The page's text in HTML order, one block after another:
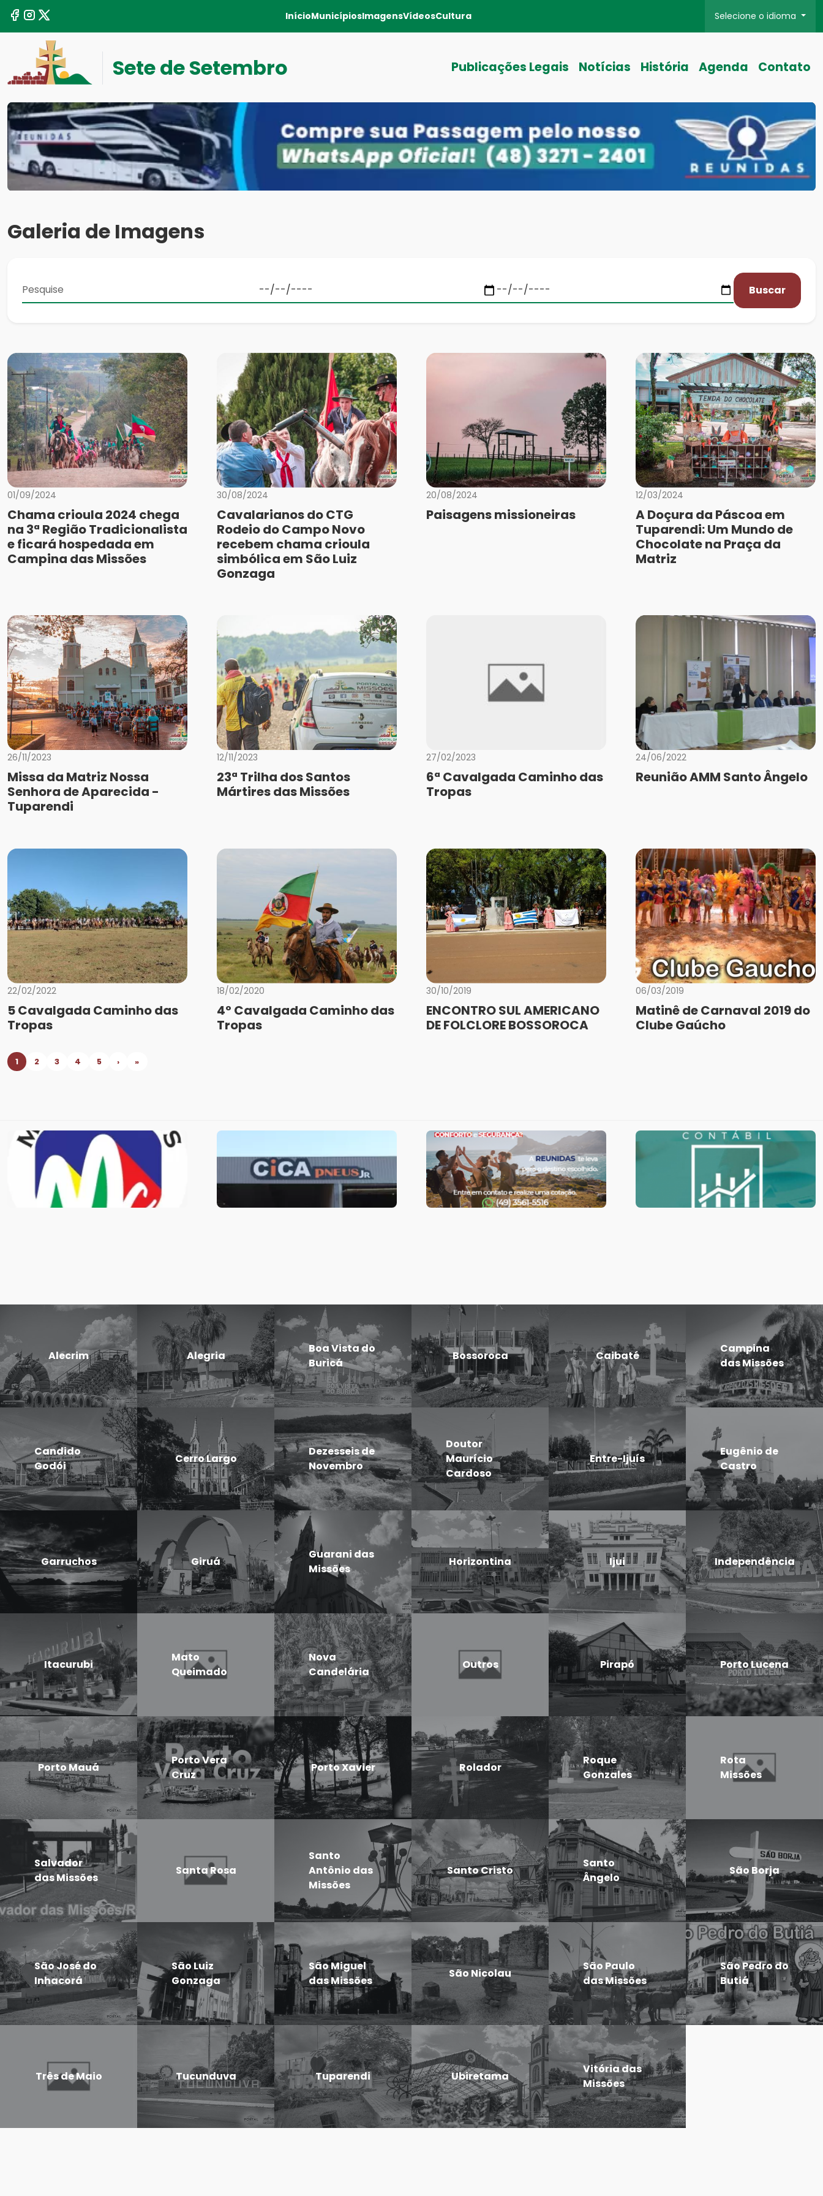
InícioMunicípiosImagensVídeosCultura Selecione o idioma
Sete de Setembro Publicações Legais Notícias História Agenda Contato
Galeria de Imagens
Buscar
01/09/2024
Chama crioula 2024 chega
na 3ª Região Tradicionalista
e ficará hospedada em
Campina das Missões
30/08/2024
Cavalarianos do CTG
Rodeio do Campo Novo
recebem chama crioula
simbólica em São Luiz
Gonzaga
20/08/2024
Paisagens missioneiras
12/03/2024
A Doçura da Páscoa em
Tuparendi: Um Mundo de
Chocolate na Praça da
Matriz
26/11/2023
Missa da Matriz Nossa
Senhora de Aparecida -
Tuparendi
12/11/2023
23ª Trilha dos Santos
Mártires das Missões
27/02/2023
6ª Cavalgada Caminho das
Tropas
24/06/2022
Reunião AMM Santo Ângelo
22/02/2022
5 Cavalgada Caminho das
Tropas
18/02/2020
4º Cavalgada Caminho das
Tropas
30/10/2019
ENCONTRO SUL AMERICANO
DE FOLCLORE BOSSOROCA
06/03/2019
Matinê de Carnaval 2019 do
Clube Gaúcho
1 2 3 4 5 › »
Alecrim Alegria
Boa Vista do
Buricá
Bossoroca Caibaté
Campina
das Missões
Candido
Godói
Cerro Largo
Dezesseis de
Novembro
Doutor
Maurício
Cardoso
Entre-Ijuís
Eugênio de
Castro
Garruchos Giruá
Guarani das
Missões
Horizontina Ijui Independência
Itacurubi
Mato
Queimado
Nova
Candelária
Outros Pirapó Porto Lucena
Porto Mauá
Porto Vera
Cruz
Porto Xavier Rolador
Roque
Gonzales
Rota
Missões
Salvador
das Missões
Santa Rosa
Santo
Antônio das
Missões
Santo Cristo
Santo
Ângelo
São Borja
São José do
Inhacorá
São Luiz
Gonzaga
São Miguel
das Missões
São Nicolau
São Paulo
das Missões
São Pedro do
Butiá
Três de Maio Tucunduva Tuparendi Ubiretama
Vitória das
Missões